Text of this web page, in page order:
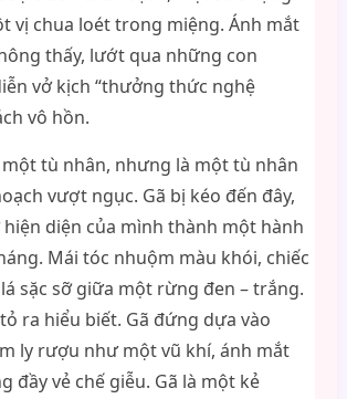
vị chua loét trong miệng. Ánh mắt
thấy, lướt qua những con
vở kịch “thưởng thức nghệ
vô hồn.
tù nhân, nhưng là một tù nhân
vượt ngục. Gã bị kéo đến đây,
hiện diện của mình thành một hành
Mái tóc nhuộm màu khói, chiếc
sặc sỡ giữa một rừng đen – trắng.
ra hiểu biết. Gã đứng dựa vào
ly rượu như một vũ khí, ánh mắt
đầy vẻ chế giễu. Gã là một kẻ